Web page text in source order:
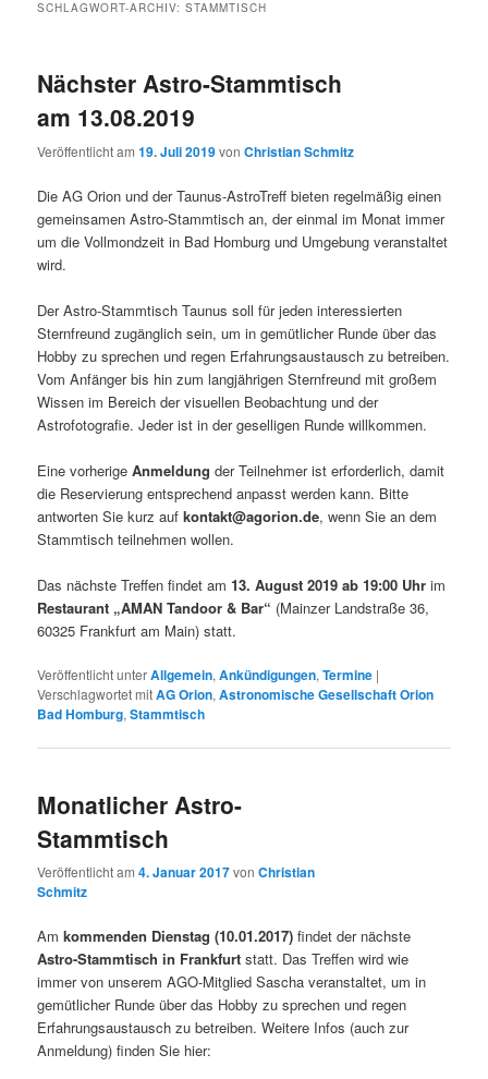
SCHLAGWORT-ARCHIV:STAMMTISCH
Nächster Astro-Stammtisch
am 13.08.2019
Veröffentlicht am19. Juli 2019vonChristian Schmitz
Die AG Orion und der Taunus-AstroTreff bieten regelmäßig einen
gemeinsamen Astro-Stammtisch an, der einmal im Monat immer
um die Vollmondzeit in Bad Homburg und Umgebung veranstaltet
wird.
Der Astro-Stammtisch Taunus soll für jeden interessierten
Sternfreund zugänglich sein, um in gemütlicher Runde über das
Hobby zu sprechen und regen Erfahrungsaustausch zu betreiben.
Vom Anfänger bis hin zum langjährigen Sternfreund mit großem
Wissen im Bereich der visuellen Beobachtung und der
Astrofotografie. Jeder ist in der geselligen Runde willkommen.
Eine vorherigeAnmeldung der Teilnehmer ist erforderlich, damit
die Reservierung entsprechend anpasst werden kann. Bitte
antworten Sie kurz aufkontakt@agorion.de, wenn Sie an dem
Stammtisch teilnehmen wollen.
Das nächste Treffen findet am13. August 2019 ab 19:00 Uhrim
Restaurant „AMAN Tandoor & Bar“ (Mainzer Landstraße 36,
60325 Frankfurt am Main) statt.
Veröffentlicht unterAllgemein,Ankündigungen,Termine |
Verschlagwortet mitAG Orion,Astronomische Gesellschaft Orion
Bad Homburg,Stammtisch
Monatlicher Astro-
Stammtisch
Veröffentlicht am4. Januar 2017vonChristian
Schmitz
Amkommenden Dienstag (10.01.2017) findet der nächste
Astro-Stammtisch in Frankfurt statt. Das Treffen wird wie
immer von unserem AGO-Mitglied Sascha veranstaltet, um in
gemütlicher Runde über das Hobby zu sprechen und regen
Erfahrungsaustausch zu betreiben. Weitere Infos (auch zur
Anmeldung) finden Sie hier: